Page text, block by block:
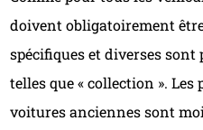
doivent obligatoirement
spécifiques et diverses sont
telles que « collection ». Les
voitures anciennes sont